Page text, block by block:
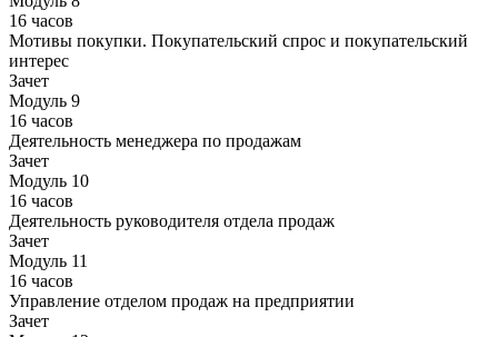
16 часов
Мотивы покупки. Покупательский спрос и покупательский
интерес
Зачет
Модуль 9
16 часов
Деятельность менеджера по продажам
Зачет
Модуль 10
16 часов
Деятельность руководителя отдела продаж
Зачет
Модуль 11
16 часов
Управление отделом продаж на предприятии
Зачет